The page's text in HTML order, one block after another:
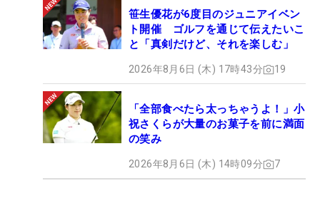
笹生優花が6度目のジュニアイベン
ト開催 ゴルフを通じて伝えたいこ
と「真剣だけど、それを楽しむ」
2026年8月6日 (木) 17時43分 19
「全部食べたら太っちゃうよ！」小
祝さくらが大量のお菓子を前に満面
の笑み
2026年8月6日 (木) 14時09分 7